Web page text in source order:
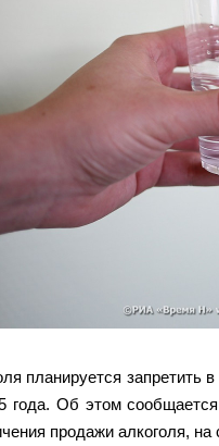
планируется запретить
года. Об этом
продажи алкоголя, на